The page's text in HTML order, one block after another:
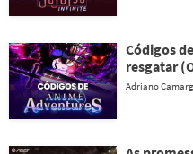
Códigos
resgatar
Adriano